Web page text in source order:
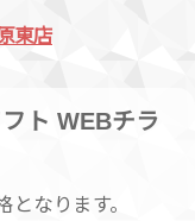
東店
ト WEBチラ
なります。